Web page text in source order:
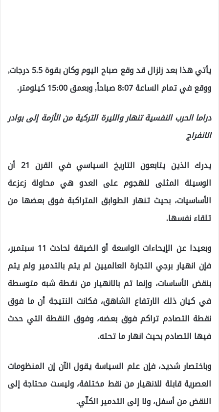
يأتي هذا بعد زلزال قد وقع صباح اليوم وكان بقوة 5.5 درجات,
ووقع في تمام الساعة 8:07 صباحاً, وبعمق 15:00 كيلومتر.
دراما الحرب النفسية تنهار والليرة التركية من الأزمة إلى بوادر
الانفراج
يدرك الذين يتابعون التاريخ السياسي في القرن 21 أن
الوسيلة المثلى للهجوم على العدو هي محاولة زعزعة
الأساسيات، بحيث تنهار الطوابق المتراكبة فوق بعضها من
تلقاء نفسها.
وبعيدا عن الإيحاءات الواسعة أو الضيقة لحادث 11 سبتمبر،
فإن انهيار برجي التجارة العالميين لم يتم بالتدمير ولم يتم
بنقض الأساسات، وإنما تم بالانهيار من نقطة شبه متوسطة
في كيان ذلك الارتفاع الشاهق، فكانت النتيجة أن ما فوق
نقطة التصادم تراكم فوق بعضه، وفوق النقطة التي حدث
فيها التصادم بحيث انهار ما تحته.
وباختصار شديد، فإن علم السياسة يقول الآن إن المنظومات
العصرية قابلة للانهيار من نقط مختلفة، وليست محتاجة إلى
النقض من أسفل، ولا إلى التدمير الكلّي.